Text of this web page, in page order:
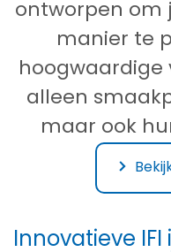
ontworpen om
manier te
hoogwaardige
alleen
maar ook
Innovatieve IFI